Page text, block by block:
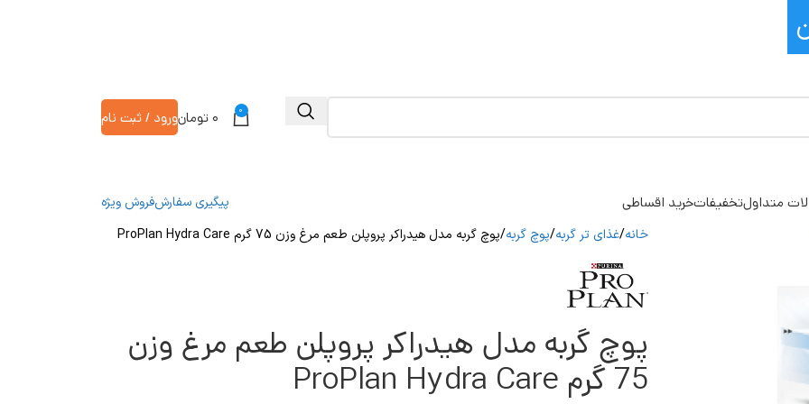
0 ۰تومانورود / ثبت نام
متداولتخفیفاتخرید اقساطی پیگیری سفارشفروش ویژه
خانه غذای تر گربه پوچ گربه پوچ گربه مدل هیدراکر پروپلن طعم مرغ وزن 75 گرم ProPlan Hydra Care
پوچ گربه مدل هیدراکر پروپلن طعم مرغ وزن
75 گرم ProPlan Hydra Care